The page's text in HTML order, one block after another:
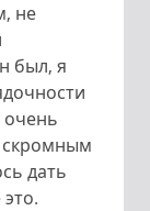
не
был, я
очень
дать